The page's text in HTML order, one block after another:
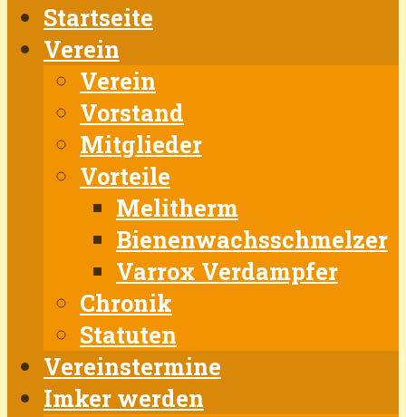
Startseite
Verein
Verein
Vorstand
Mitglieder
Vorteile
Melitherm
Bienenwachsschmelzer
Varrox Verdampfer
Chronik
Statuten
Vereinstermine
Imker werden